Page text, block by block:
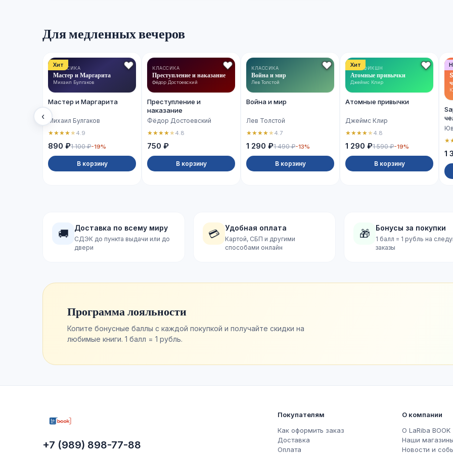
Для медленных вечеров
‹
Хит
КЛАССИКА
Мастер и Маргарита
Михаил Булгаков
Мастер и Маргарита
Михаил Булгаков
★★★★★4.9
890 ₽1 100 ₽-19%
В корзину
КЛАССИКА
Преступление и наказание
Фёдор Достоевский
Преступление и
наказание
Фёдор Достоевский
★★★★★4.8
750 ₽
В корзину
КЛАССИКА
Война и мир
Лев Толстой
Война и мир
Лев Толстой
★★★★★4.7
1 290 ₽1 490 ₽-13%
В корзину
Хит
НОН-ФИКШН
Атомные привычки
Джеймс Клир
Атомные привычки
Джеймс Клир
★★★★★4.8
1 290 ₽1 590 ₽-19%
В корзину
★
1
🚚 Доставка по всему миру
СДЭК до пункта выдачи или до
двери
💳 Удобная оплата
Картой, СБП и другими
способами онлайн
🎁 Бонусы за покупки
1 балл = 1 рубль на
заказы
Программа лояльности
Копите бонусные баллы с каждой покупкой и получайте скидки на
любимые книги. 1 балл = 1 рубль.
+7 (989) 898-77-88
Покупателям
Как оформить заказ
Доставка
Оплата
О компании
О LaRiba BOOK
Наши магазины
Новости и